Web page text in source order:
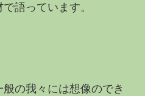
語っています。
の我々には想像のでき